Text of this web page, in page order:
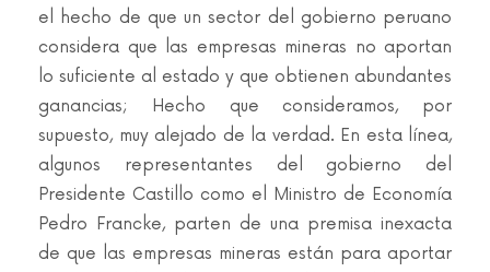
el hecho de que un sector del gobierno peruano
considera que las empresas mineras no aportan
lo suficiente al estado y que obtienen abundantes
ganancias; Hecho que consideramos, por
supuesto, muy alejado de la verdad. En esta línea,
algunos representantes del gobierno del
Presidente Castillo como el Ministro de Economía
Pedro Francke, parten de una premisa inexacta
de que las empresas mineras están para aportar